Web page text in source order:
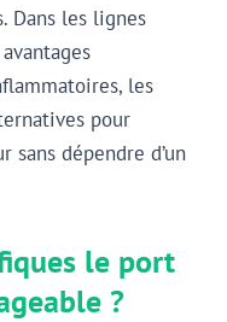
Dans les lignes
les
pour
dépendre d’un
le port
?